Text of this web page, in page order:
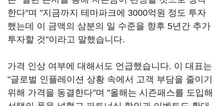
한다"며 "지금까지 테마파크에 3000억원 정도 투자
했는데 이 금액의 삼분의 일 수준을 향후 5년간 추가
투자할 것"이라고 말했습니다.
가격 인상 여부에 대해서도 언급했습니다. 이 대표는
"글로벌 인플레이션 상황 속에서 고객 부담을 줄이기
위해 가격을 동결한다"며 "올해는 시즌패스를 도입해